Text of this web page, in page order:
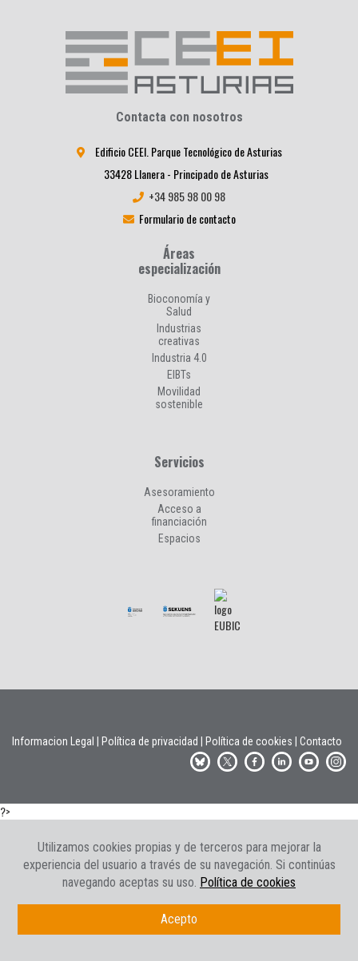
Contacta con nosotros
Edificio CEEI. Parque Tecnológico de Asturias
33428 Llanera - Principado de Asturias
+34 985 98 00 98
Formulario de contacto
Áreas
especialización
Bioconomía y
Salud
Industrias
creativas
Industria 4.0
EIBTs
Movilidad
sostenible
Servicios
Asesoramiento
Acceso a
financiación
Espacios
Informacion Legal Política de privacidad Política de cookies Contacto
?>
Utilizamos cookies propias y de terceros para mejorar la
experiencia del usuario a través de su navegación. Si continúas
navegando aceptas su uso. Política de cookies
Acepto